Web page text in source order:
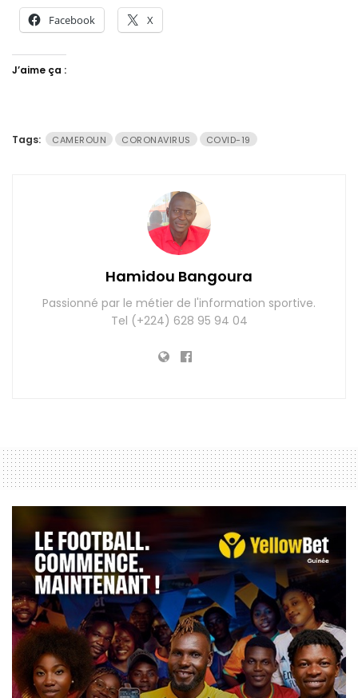
Facebook X
J’aime ça :
Tags: CAMEROUN CORONAVIRUS COVID-19
Hamidou Bangoura
Passionné par le métier de l'information sportive.
Tel (+224) 628 95 94 04